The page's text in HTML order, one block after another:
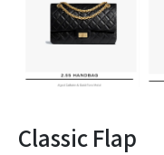
Classic Flap